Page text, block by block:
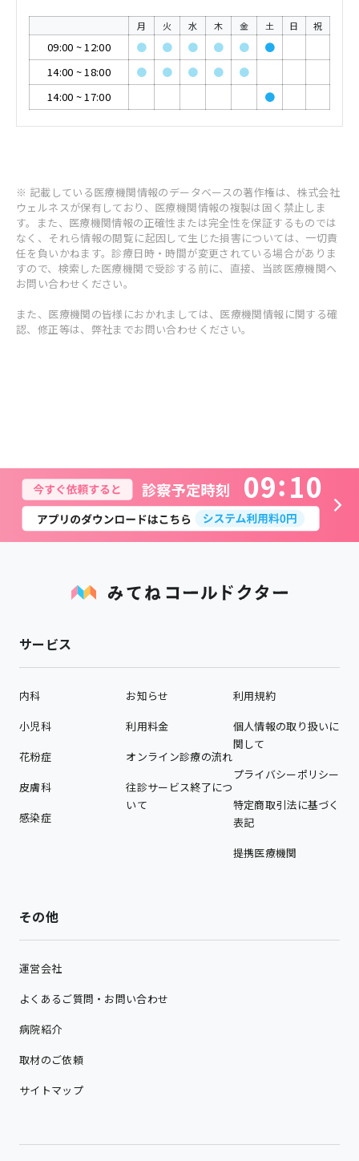
月 火 水 木 金 土 日 祝
09:00 ~12:00 ● ● ● ● ●
●
14:00 ~18:00 ● ● ● ●
●
14:00 ~17:00 ●
※ 記載している医療機関情報のデータベースの著作権は、株式会社
ウェルネスが保有しており、医療機関情報の複製は固く禁止しま
す。また、医療機関情報の正確性または完全性を保証するものでは
なく、それら情報の閲覧に起因して生じた損害については、一切責
任を負いかねます。診療日時・時間が変更されている場合がありま
すので、検索した医療機関で受診する前に、直接、当該医療機関へ
お問い合わせください。
また、医療機関の皆様におかれましては、医療機関情報に関する確
認、修正等は、弊社までお問い合わせください。
09 10
サービス
内科
小児科
花粉症
皮膚科
感染症
お知らせ
利用料金
オンライン診療の流れ
往診サービス終了につ
いて
利用規約
個人情報の取り扱いに
関して
プライバシーポリシー
特定商取引法に基づく
表記
提携医療機関
その他
運営会社
よくあるご質問・お問い合わせ
病院紹介
取材のご依頼
サイトマップ